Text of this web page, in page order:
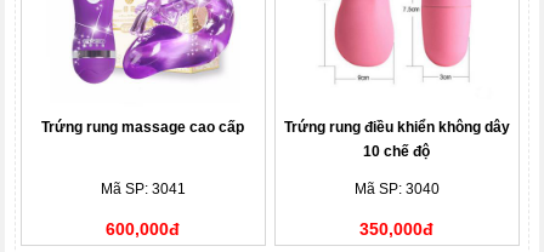
Trứng rung massage cao cấp
Mã SP: 3041
600,000đ
Trứng rung điều khiển không dây
10 chế độ
Mã SP: 3040
350,000đ